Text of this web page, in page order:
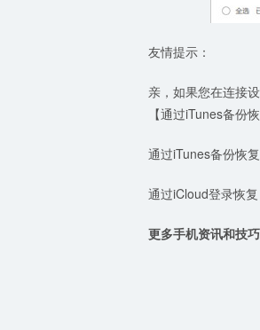
友情提示：
亲，如果您在连接
【通过iTunes备份
通过iTunes备份恢复
通过iCloud登录恢复
更多手机资讯和技